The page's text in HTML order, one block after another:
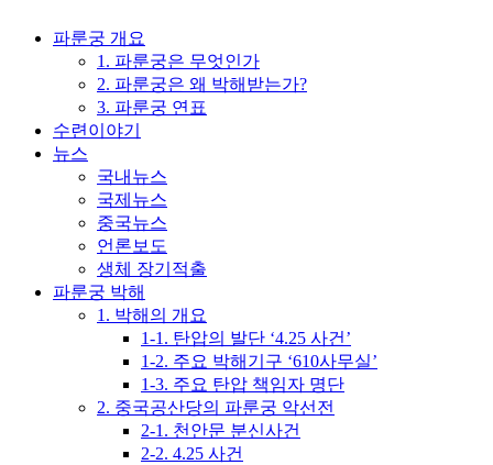
파룬궁 개요
1. 파룬궁은 무엇인가
2. 파룬궁은 왜 박해받는가?
3. 파룬궁 연표
수련이야기
뉴스
국내뉴스
국제뉴스
중국뉴스
언론보도
생체 장기적출
파룬궁 박해
1. 박해의 개요
1-1. 탄압의 발단 ‘4.25 사건’
1-2. 주요 박해기구 ‘610사무실’
1-3. 주요 탄압 책임자 명단
2. 중국공산당의 파룬궁 악선전
2-1. 천안문 분신사건
2-2. 4.25 사건